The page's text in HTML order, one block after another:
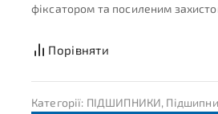
фіксатором та посиленим
Порівняти
Категорії: ПІДШИПНИКИ,